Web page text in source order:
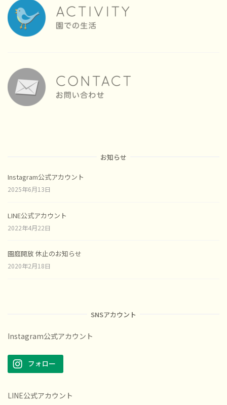
お知らせ
Instagram公式アカウント
2025年6月13日
LINE公式アカウント
2022年4月22日
園庭開放 休止のお知らせ
2020年2月18日
SNSアカウント
Instagram公式アカウント
LINE公式アカウント